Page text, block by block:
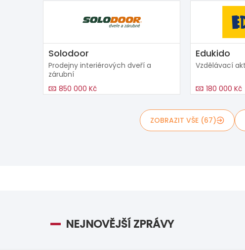
Solodoor
Prodejny interiérových dveří a
zárubní
850 000 Kč
Edukido
Vzdělávací
180 000 Kč
ZOBRAZIT VŠE (67)
NEJNOVĚJŠÍ ZPRÁVY